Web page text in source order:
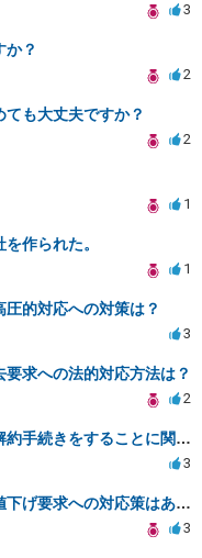
3
か？
2
も大丈夫ですか？
2
1
作られた。
1
的対応への対策は？
3
求への法的対応方法は？
2
連帯保証人が本人確定前に賃貸解約手続きをすることに関して
3
コンビニオーナーからの賃借料値下げ要求への対応策はありますか
3